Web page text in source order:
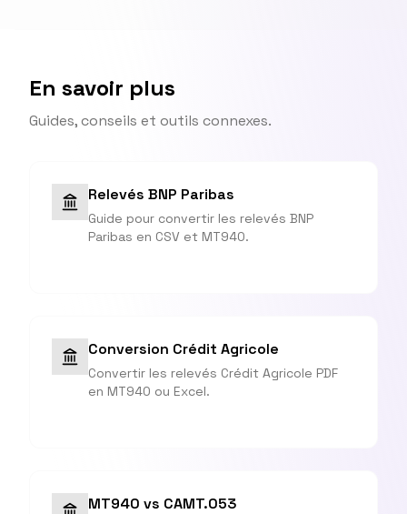
En savoir plus
Guides, conseils et outils connexes.
Relevés BNP Paribas
Guide pour convertir les relevés BNP
Paribas en CSV et MT940.
Conversion Crédit Agricole
Convertir les relevés Crédit Agricole PDF
en MT940 ou Excel.
MT940 vs CAMT.053